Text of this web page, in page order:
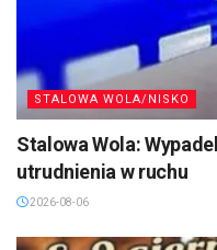
STALOWA WOLA/NISKO
Stalowa Wola:
utrudnienia w ruchu
2026-08-06